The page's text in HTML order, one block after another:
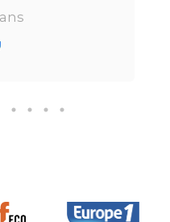
répondre à
en moins de
ou par
très bien